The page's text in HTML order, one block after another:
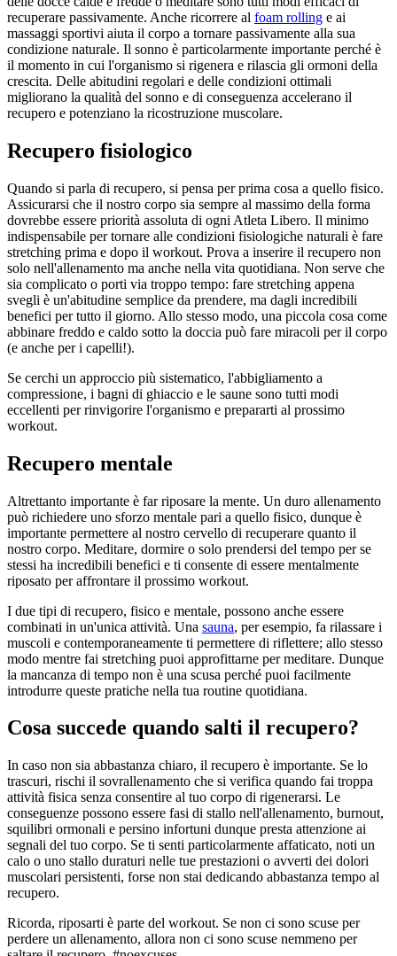
recuperare passivamente. Anche ricorrere al foam rolling e ai
massaggi sportivi aiuta il corpo a tornare passivamente alla sua
condizione naturale. Il sonno è particolarmente importante perché è
il momento in cui l'organismo si rigenera e rilascia gli ormoni della
crescita. Delle abitudini regolari e delle condizioni ottimali
migliorano la qualità del sonno e di conseguenza accelerano il
recupero e potenziano la ricostruzione muscolare.
Recupero fisiologico
Quando si parla di recupero, si pensa per prima cosa a quello fisico.
Assicurarsi che il nostro corpo sia sempre al massimo della forma
dovrebbe essere priorità assoluta di ogni Atleta Libero. Il minimo
indispensabile per tornare alle condizioni fisiologiche naturali è fare
stretching prima e dopo il workout. Prova a inserire il recupero non
solo nell'allenamento ma anche nella vita quotidiana. Non serve che
sia complicato o porti via troppo tempo: fare stretching appena
svegli è un'abitudine semplice da prendere, ma dagli incredibili
benefici per tutto il giorno. Allo stesso modo, una piccola cosa come
abbinare freddo e caldo sotto la doccia può fare miracoli per il corpo
(e anche per i capelli!).
Se cerchi un approccio più sistematico, l'abbigliamento a
compressione, i bagni di ghiaccio e le saune sono tutti modi
eccellenti per rinvigorire l'organismo e prepararti al prossimo
workout.
Recupero mentale
Altrettanto importante è far riposare la mente. Un duro allenamento
può richiedere uno sforzo mentale pari a quello fisico, dunque è
importante permettere al nostro cervello di recuperare quanto il
nostro corpo. Meditare, dormire o solo prendersi del tempo per se
stessi ha incredibili benefici e ti consente di essere mentalmente
riposato per affrontare il prossimo workout.
I due tipi di recupero, fisico e mentale, possono anche essere
combinati in un'unica attività. Una sauna, per esempio, fa rilassare i
muscoli e contemporaneamente ti permettere di riflettere; allo stesso
modo mentre fai stretching puoi approfittarne per meditare. Dunque
la mancanza di tempo non è una scusa perché puoi facilmente
introdurre queste pratiche nella tua routine quotidiana.
Cosa succede quando salti il recupero?
In caso non sia abbastanza chiaro, il recupero è importante. Se lo
trascuri, rischi il sovrallenamento che si verifica quando fai troppa
attività fisica senza consentire al tuo corpo di rigenerarsi. Le
conseguenze possono essere fasi di stallo nell'allenamento, burnout,
squilibri ormonali e persino infortuni dunque presta attenzione ai
segnali del tuo corpo. Se ti senti particolarmente affaticato, noti un
calo o uno stallo duraturi nelle tue prestazioni o avverti dei dolori
muscolari persistenti, forse non stai dedicando abbastanza tempo al
recupero.
Ricorda, riposarti è parte del workout. Se non ci sono scuse per
perdere un allenamento, allora non ci sono scuse nemmeno per